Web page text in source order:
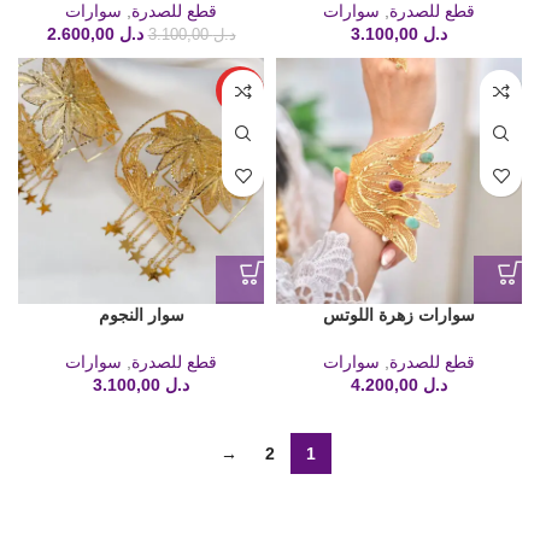
قطع للصدرة
سوارات
د.ل
قطع للصدرة سوارات
د.ل3.100,00 د.ل 2.600,00
سوارات زهرة اللوتس
قطع للصدرة
سوارات
د.ل
HOT
سوار النجوم
قطع للصدرة
سوارات
د.ل
1
2
→